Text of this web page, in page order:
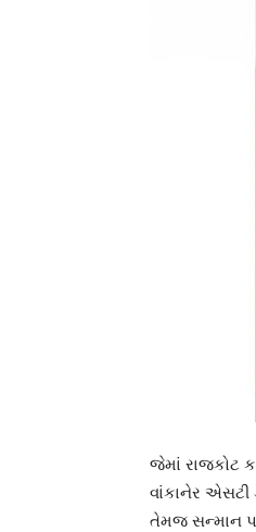
જેમાં રાજકોટ
વાંકાનેર એસટી
તેમજ સન્માન